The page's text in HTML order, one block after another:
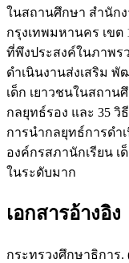
ในสถานศึกษา สำนัก
กรุงเทพมหานคร เข
ที่พึงประสงค์ในภาพร
ดำเนินงานส่งเสริม
เด็ก เยาวชนในสถาน
กลยุทธ์รอง และ 35 วิ
การนำกลยุทธ์การดำ
องค์กรสภานักเรียน
ในระดับมาก
เอกสารอ้างอิง
กระทรวงศึกษาธิการ